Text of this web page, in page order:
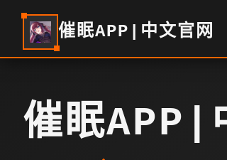
催眠APP|中文官网
催眠APP|